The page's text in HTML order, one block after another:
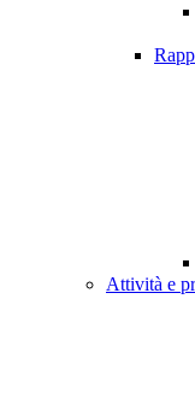
Attività e